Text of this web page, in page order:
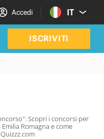
Accedi IT
ISCRIVITI
Scopri i concorsi per
Romagna e come